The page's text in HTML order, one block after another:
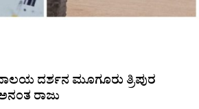
ದರ್ಶನ ಮೂಗೂರು ತ್ರಿಪುರ
ರಾಜು